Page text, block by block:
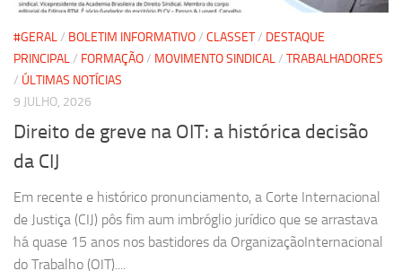
#GERAL/ BOLETIM INFORMATIVO/ CLASSET/ DESTAQUE
PRINCIPAL/ FORMAÇÃO/ MOVIMENTO SINDICAL/ TRABALHADORES
/ ÚLTIMAS NOTÍCIAS
9 JULHO, 2026
Direito de greve na OIT: a histórica decisão
da CIJ
Em recente e histórico pronunciamento, a Corte Internacional
de Justiça (CIJ) pôs fim aum imbróglio jurídico que se arrastava
há quase 15 anos nos bastidores da OrganizaçãoInternacional
do Trabalho (OIT)....